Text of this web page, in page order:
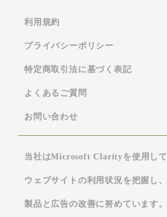
利用規約
プライバシーポリシー
特定商取引法に基づく表記
よくあるご質問
お問い合わせ
当社はMicrosoft Clarityを使用して
ウェブサイトの利用状況を把握し、
製品と広告の改善に努めています。